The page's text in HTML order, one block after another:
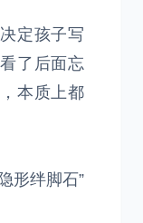
定孩子写
了后面忘
本质上都
形绊脚石”